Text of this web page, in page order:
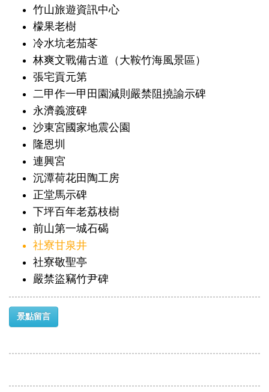
竹山旅遊資訊中心
檬果老樹
冷水坑老茄苳
林爽文戰備古道（大鞍竹海風景區）
張宅貢元第
二甲作一甲田園減則嚴禁阻撓諭示碑
永濟義渡碑
沙東宮國家地震公園
隆恩圳
連興宮
沉潭荷花田陶工房
正堂馬示碑
下坪百年老荔枝樹
前山第一城石碣
社寮甘泉井
社寮敬聖亭
嚴禁盜竊竹尹碑
景點留言